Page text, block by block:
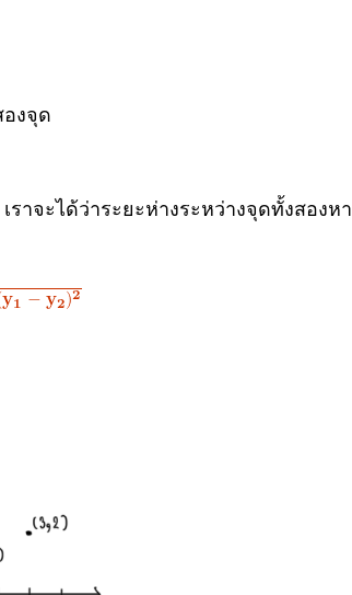
องจุด
ราจะได้ว่าระยะห่างระหว่างจุดทั้งสองหา